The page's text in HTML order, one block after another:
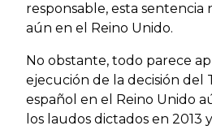
responsable, esta sentencia
aún en el Reino Unido.
No obstante, todo parece
ejecución de la decisión del
español en el Reino Unido
los laudos dictados en 2013